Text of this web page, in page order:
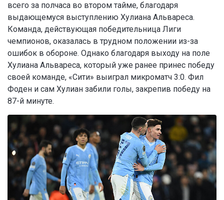
всего за полчаса во втором тайме, благодаря
выдающемуся выступлению Хулиана Альвареса.
Команда, действующая победительница Лиги
чемпионов, оказалась в трудном положении из-за
ошибок в обороне. Однако благодаря выходу на поле
Хулиана Альвареса, который уже ранее принес победу
своей команде, «Сити» выиграл микроматч 3:0. Фил
Фоден и сам Хулиан забили голы, закрепив победу на
87-й минуте.